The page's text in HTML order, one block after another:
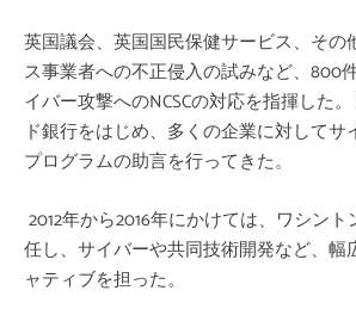
英国議会、英国国民保健サービス、 その
ス事業者への不正侵入の試みなど、800
イバー攻撃へのNCSCの対応を指揮した
ド銀行をはじめ、多くの企業に対してサ
プログラムの助言を行ってきた。
2012年から2016年にかけては、ワシン
任し、サイバーや共同技術開発など、 幅
ャティブを担った。